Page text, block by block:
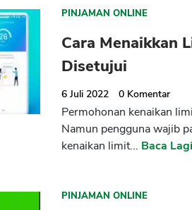
PINJAMAN ONLINE
Cara Menaikkan
Disetujui
6 Juli 2022 0 Komentar
Permohonan kenaikan
Namun pengguna wajib
kenaikan limit... Baca Lagi
PINJAMAN ONLINE